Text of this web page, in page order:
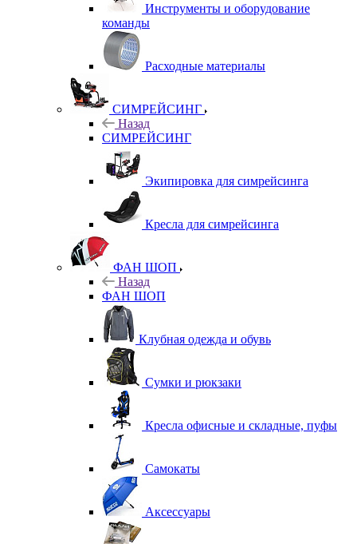
Инструменты и оборудование
команды
Расходные материалы
СИМРЕЙСИНГ
Назад
СИМРЕЙСИНГ
Экипировка для симрейсинга
Кресла для симрейсинга
ФАН ШОП
Назад
ФАН ШОП
Клубная одежда и обувь
Сумки и рюкзаки
Кресла офисные и складные, пуфы
Самокаты
Аксессуары